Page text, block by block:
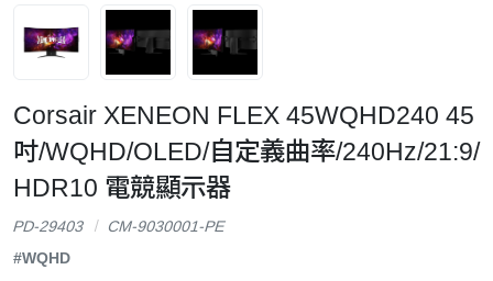
Corsair XENEON FLEX 45WQHD240 45
吋/WQHD/OLED/自定義曲率/240Hz/21:9/
HDR10 電競顯示器
PD-29403
CM-9030001-PE
#WQHD